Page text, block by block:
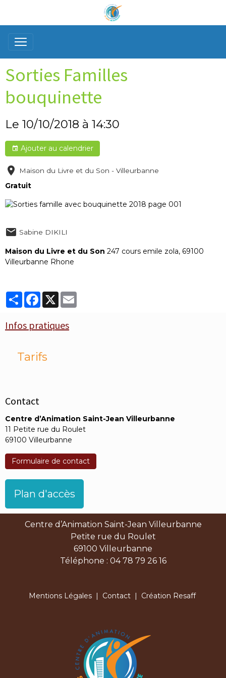
Sorties Familles
bouquinette
Le 10/10/2018 à 14:30
Ajouter au calendrier
Maison du Livre et du Son - Villeurbanne
Gratuit
Sabine DIKILI
Maison du Livre et du Son 247 cours emile zola, 69100
Villeurbanne Rhone
PartagerFacebook
X
Infos pratiques
Tarifs
Contact
Centre d’Animation Saint-Jean Villeurbanne
11 Petite rue du Roulet
69100 Villeurbanne
Formulaire de contact
Plan d'accès
Centre d’Animation Saint-Jean Villeurbanne
Petite rue du Roulet
69100 Villeurbanne
Téléphone : 04 78 79 26 16
Mentions Légales| Contact| Création Resaff